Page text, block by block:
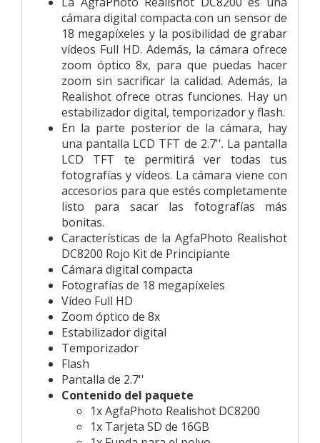
cámara digital compacta con un sensor de
18 megapíxeles y la posibilidad de grabar
vídeos Full HD. Además, la cámara ofrece
zoom óptico 8x, para que puedas hacer
zoom sin sacrificar la calidad. Además, la
Realishot ofrece otras funciones. Hay un
estabilizador digital, temporizador y flash.
En la parte posterior de la cámara, hay
una pantalla LCD TFT de 2.7''. La pantalla
LCD TFT te permitirá ver todas tus
fotografías y vídeos. La cámara viene con
accesorios para que estés completamente
listo para sacar las fotografías más
bonitas.
Características de la AgfaPhoto Realishot
DC8200 Rojo Kit de Principiante
Cámara digital compacta
Fotografías de 18 megapíxeles
Vídeo Full HD
Zoom óptico de 8x
Estabilizador digital
Temporizador
Flash
Pantalla de 2.7''
Contenido del paquete
1x AgfaPhoto Realishot DC8200
1x Tarjeta SD de 16GB